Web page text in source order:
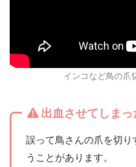
インコなど鳥の爪
出血させてしまっ
誤って鳥さんの爪を切り
うことがあります。